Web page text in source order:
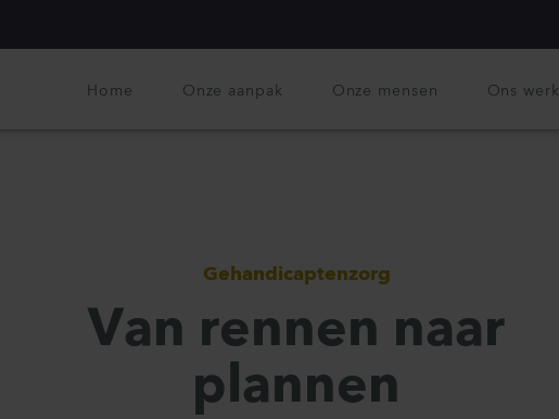
Home Onze aanpak Onze mensen Ons werk
Gehandicaptenzorg
Van rennen naar
plannen